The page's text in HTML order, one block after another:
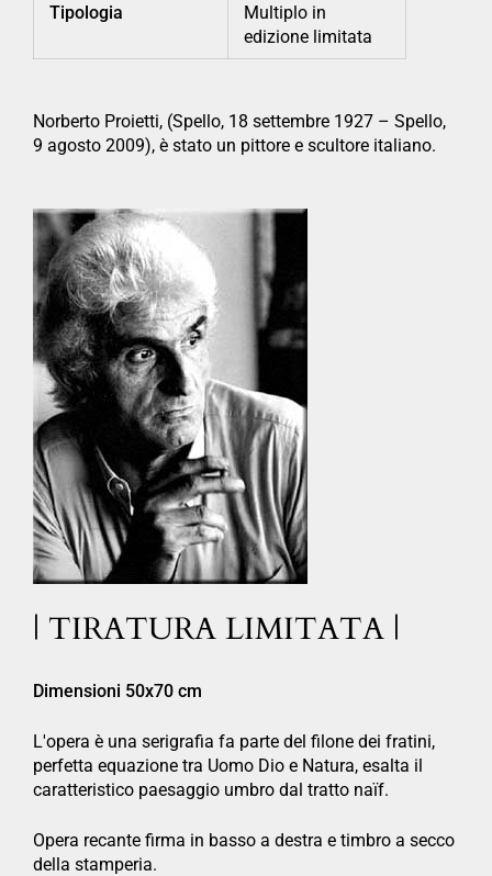
Tipologia
Multiplo in
edizione limitata
Norberto Proietti, (Spello, 18 settembre 1927 – Spello,
9 agosto 2009), è stato un pittore e scultore italiano.
| TIRATURA LIMITATA |
Dimensioni 50x70 cm
L'opera è una serigrafia fa parte del filone dei fratini,
perfetta equazione tra Uomo Dio e Natura, esalta il
caratteristico paesaggio umbro dal tratto naïf.
Opera recante firma in basso a destra e timbro a secco
della stamperia.